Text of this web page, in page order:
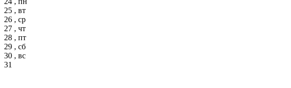
25 , вт
26 , ср
27 , чт
28 , пт
29 , сб
30 , вс
31